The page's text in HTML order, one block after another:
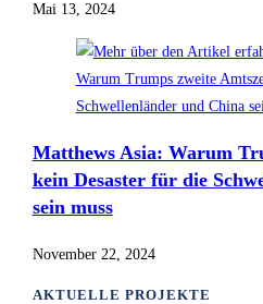
Mai 13, 2024
Matthews Asia: Warum
kein Desaster für die
sein muss
November 22, 2024
AKTUELLE PROJEKTE